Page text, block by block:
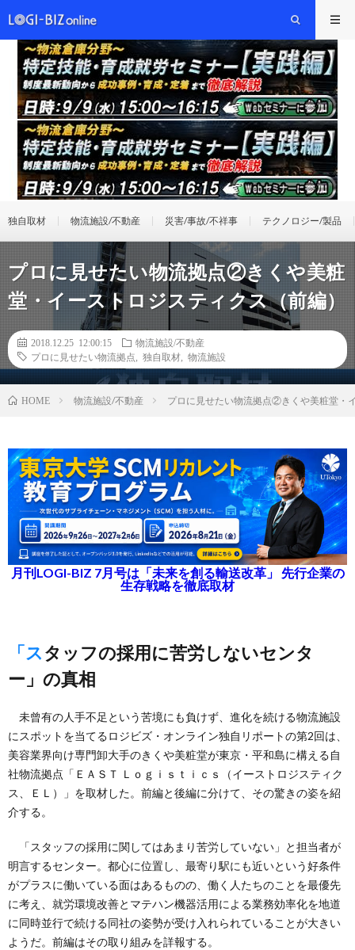
独自取材 物流施設/不動産 災害/事故/不祥事 テクノロジー/製品
プロに見せたい物流拠点②きくや美粧
堂・イーストロジスティクス（前編）
2018.12.25 12:00:15
物流施設/不動産
プロに見せたい物流拠点
独自取材 物流施設
HOME 物流施設/不動産 プロに見せたい物流拠点②きくや美粧堂・
月刊LOGI-BIZ 7月号は「未来を創る輸送改革」 先行企業の
生存戦略を徹底取材
「スタッフの採用に苦労しないセンタ
ー」の真相
未曾有の人手不足という苦境にも負けず、進化を続ける物流施設
にスポットを当てるロジビズ・オンライン独自リポートの第2回は、
美容業界向け専門卸大手のきくや美粧堂が東京・平和島に構える自
社物流拠点「ＥＡＳＴ Ｌｏｇｉｓｔｉｃｓ（イーストロジスティク
ス、ＥＬ）」を取材した。前編と後編に分けて、その驚きの姿を紹
介する。
「スタッフの採用に関してはあまり苦労していない」と担当者が
明言するセンター。都心に位置し、最寄り駅にも近いという好条件
がプラスに働いている面はあるものの、働く人たちのことを最優先
に考え、就労環境改善とマテハン機器活用による業務効率化を地道
に同時並行で続ける同社の姿勢が受け入れられていることが大きい
ようだ。前編はその取り組みを詳報する。